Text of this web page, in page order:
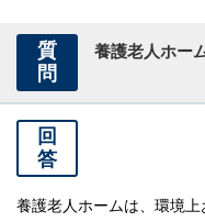
質
問
養護老人ホー
回
答
養護老人ホームは、環境